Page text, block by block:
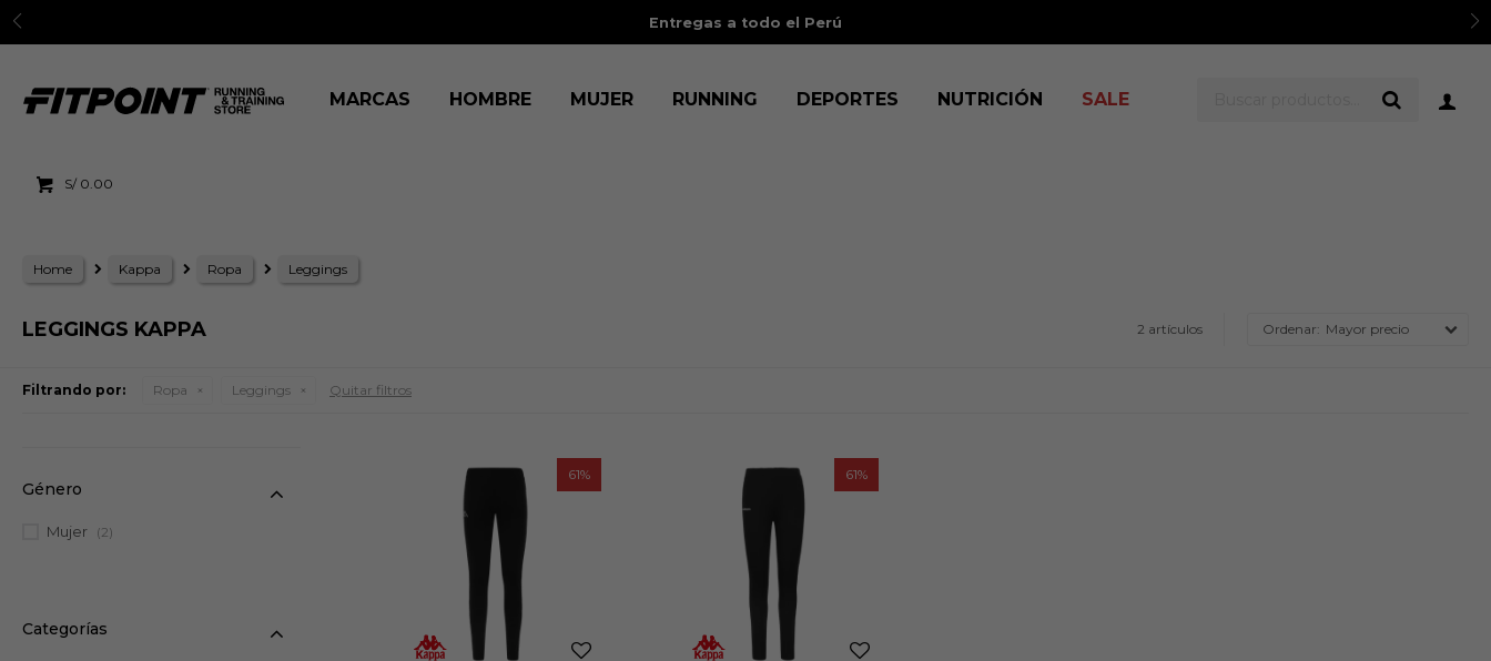
Entregas a todo el Perú
MARCAS HOMBRE MUJER RUNNING DEPORTES NUTRICIÓN SALE
S/ 0.00
Home Kappa Ropa Leggings
LEGGINGS KAPPA 2 artículos Mayor precio
Filtrando por: Ropa Leggings Quitar filtros
61 61
Categorías
Género
Mujer (2)